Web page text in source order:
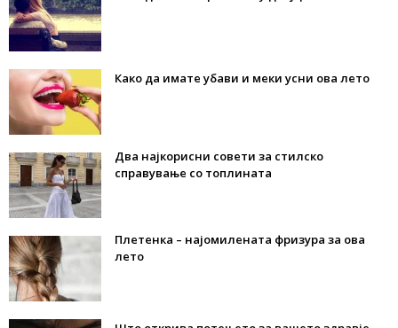
Како да имате убави и меки усни ова лето
Два најкорисни совети за стилско
справување со топлината
Плетенка – најомилената фризура за ова
лето